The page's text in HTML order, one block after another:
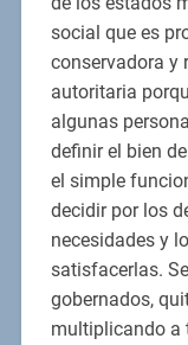
social que es
conservadora y
autoritaria
algunas
definir el bien
el simple
decidir por los
necesidades y
satisfacerlas.
gobernados,
multiplicando a